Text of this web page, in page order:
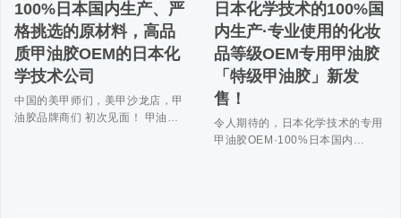
100%日本国内生产、严
格挑选的原材料，高品
质甲油胶OEM的日本化
学技术公司
中国的美甲师们，美甲沙龙店，甲
油胶品牌商们 初次见面！ 甲油…
日本化学技术的100%国
内生产·专业使用的化妆
品等级OEM专用甲油胶
「特级甲油胶」新发
售！
令人期待的，日本化学技术的专用
甲油胶OEM·100%日本国内…